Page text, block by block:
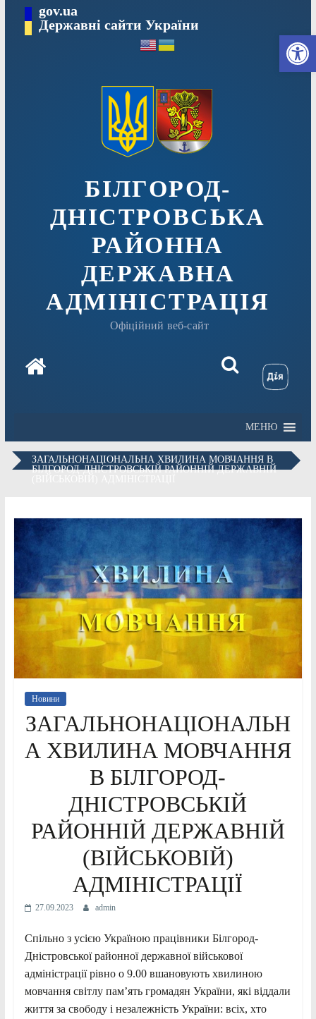
вмісту
gov.ua
Державні сайти України
БІЛГОРОД-
ДНІСТРОВСЬКА
РАЙОННА
ДЕРЖАВНА
АДМІНІСТРАЦІЯ
Офіційний веб-сайт
МЕНЮ
ЗАГАЛЬНОНАЦІОНАЛЬНА ХВИЛИНА МОВЧАННЯ В
БІЛГОРОД-ДНІСТРОВСЬКІЙ РАЙОННІЙ ДЕРЖАВНІЙ
Новини
ЗАГАЛЬНОНАЦІОНАЛЬН
А ХВИЛИНА МОВЧАННЯ
В БІЛГОРОД-
ДНІСТРОВСЬКІЙ
РАЙОННІЙ ДЕРЖАВНІЙ
(ВІЙСЬКОВІЙ)
АДМІНІСТРАЦІЇ
27.09.2023 admin
Спільно з усією Україною працівники Білгород-
Дністровської районної державної військової
адміністрації рівно о 9.00 вшановують хвилиною
мовчання світлу пам’ять громадян України, які віддали
життя за свободу і незалежність України: всіх, хто